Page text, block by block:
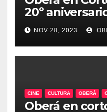
20º
Teatro, un
historia
NOV 28, 2023
CINE CULTURA OBERÁ
Oberá en